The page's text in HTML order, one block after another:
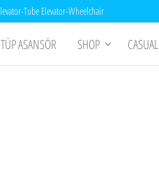
Tube Elevator-Wheelchair
TÜP ASANSÖR SHOP CASUAL